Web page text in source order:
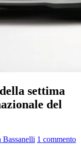
settima
del
Bassanelli 1 commento